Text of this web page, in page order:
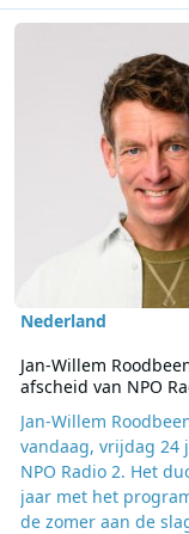
Lees meer over Jan-
Nederland
Jan-Willem
afscheid van NPO
Jan-Willem
vandaag, vrijdag 24
NPO Radio 2. Het
jaar met het
de zomer aan de slag bij Radio